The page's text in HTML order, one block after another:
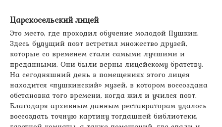
Царскосельский лицей
Это место, где проходил обучение молодой Пушкин.
Здесь будущий поэт встретил множество друзей,
которые со временем стали самыми лучшими и
преданными. Они были верны лицейскому братству.
На сегодняшний день в помещениях этого лицея
находится «пушкинский» музей, в котором воссоздана
обстановка того времени, когда жил и учился поэт.
Благодаря архивным данным реставраторам удалось
воссоздать точную картину тогдашней библиотеки,